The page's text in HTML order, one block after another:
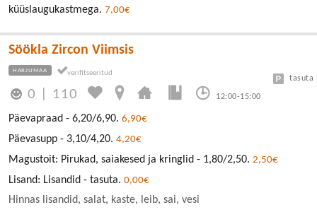
küüslaugukastmega. 7,00€
Söökla Zircon Viimsis
HARJUMAA
0 110 12:00-15:00
tasuta
Päevapraad - 6,20/6,90. 6,90€
Päevasupp - 3,10/4,20. 4,20€
Magustoit: Pirukad, saiakesed ja kringlid - 1,80/2,50. 2,50€
Lisand: Lisandid - tasuta. 0,00€
Hinnas lisandid, salat, kaste, leib, sai, vesi